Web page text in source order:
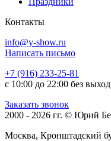
Контакты
info@y-show.ru
Написать письмо
+7 (916) 233-25-81
с 10:00 до 22:00 без
Заказать звонок
2000 - 2026 гг. © Юрий
Москва, Кронштадский